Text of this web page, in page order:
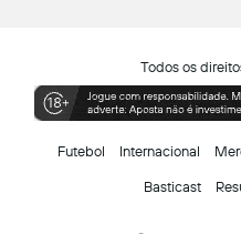
Todos os
Futebol Internacional
Basticast